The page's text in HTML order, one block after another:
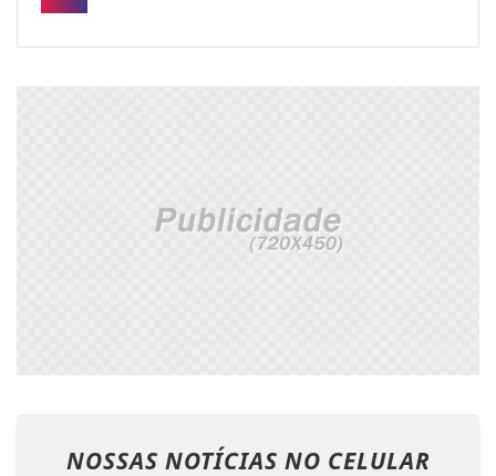
NOSSAS NOTÍCIAS NO CELULAR